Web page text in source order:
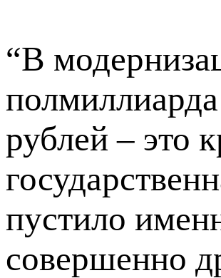
“В
рублей – это
пустило
совершенно